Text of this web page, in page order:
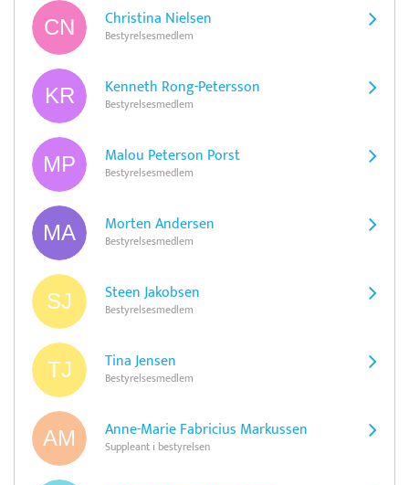
Christina Nielsen
Bestyrelsesmedlem
Kenneth Rong-Petersson
Bestyrelsesmedlem
Malou Peterson Porst
Bestyrelsesmedlem
Morten Andersen
Bestyrelsesmedlem
Steen Jakobsen
Bestyrelsesmedlem
Tina Jensen
Bestyrelsesmedlem
Anne-Marie Fabricius Markussen
Suppleant i bestyrelsen